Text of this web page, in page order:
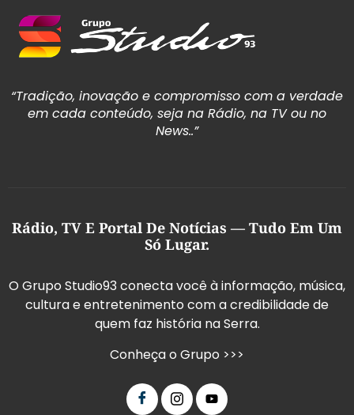
“Tradição, inovação e compromisso com a verdade
em cada conteúdo, seja na Rádio, na TV ou no
News..”
Rádio, TV E Portal De Notícias — Tudo Em Um
Só Lugar.
O Grupo Studio93 conecta você à informação, música,
cultura e entretenimento com a credibilidade de
quem faz história na Serra.
Conheça o Grupo >>>